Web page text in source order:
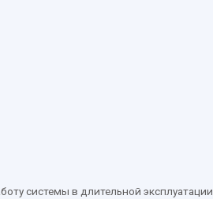
системы в длительной эксплуатации.